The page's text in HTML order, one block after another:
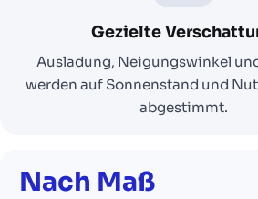
Gezielte
Ausladung, Neigungswinkel
werden auf Sonnenstand und
abgestimmt.
Nach Maß